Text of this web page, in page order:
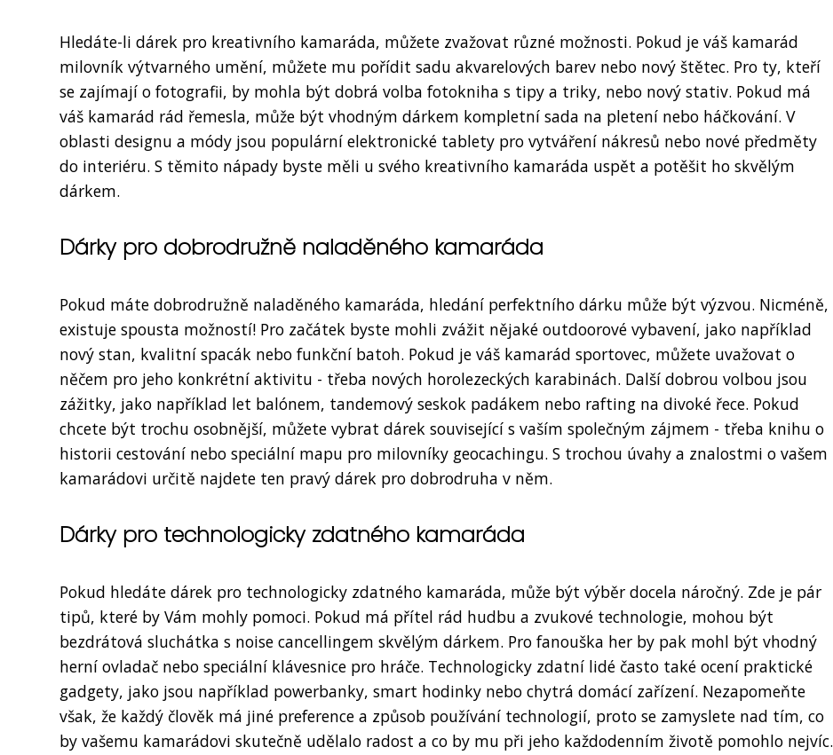
Hledáte-li dárek pro kreativního kamaráda, můžete zvažovat různé možnosti. Pokud je váš kamarád
milovník výtvarného umění, můžete mu pořídit sadu akvarelových barev nebo nový štětec. Pro ty, kteří
se zajímají o fotografii, by mohla být dobrá volba fotokniha s tipy a triky, nebo nový stativ. Pokud má
váš kamarád rád řemesla, může být vhodným dárkem kompletní sada na pletení nebo háčkování. V
oblasti designu a módy jsou populární elektronické tablety pro vytváření nákresů nebo nové předměty
do interiéru. S těmito nápady byste měli u svého kreativního kamaráda uspět a potěšit ho skvělým
dárkem.
Dárky pro dobrodružně naladěného kamaráda
Pokud máte dobrodružně naladěného kamaráda, hledání perfektního dárku může být výzvou. Nicméně,
existuje spousta možností! Pro začátek byste mohli zvážit nějaké outdoorové vybavení, jako například
nový stan, kvalitní spacák nebo funkční batoh. Pokud je váš kamarád sportovec, můžete uvažovat o
něčem pro jeho konkrétní aktivitu - třeba nových horolezeckých karabinách. Další dobrou volbou jsou
zážitky, jako například let balónem, tandemový seskok padákem nebo rafting na divoké řece. Pokud
chcete být trochu osobnější, můžete vybrat dárek související s vaším společným zájmem - třeba knihu o
historii cestování nebo speciální mapu pro milovníky geocachingu. S trochou úvahy a znalostmi o vašem
kamarádovi určitě najdete ten pravý dárek pro dobrodruha v něm.
Dárky pro technologicky zdatného kamaráda
Pokud hledáte dárek pro technologicky zdatného kamaráda, může být výběr docela náročný. Zde je pár
tipů, které by Vám mohly pomoci. Pokud má přítel rád hudbu a zvukové technologie, mohou být
bezdrátová sluchátka s noise cancellingem skvělým dárkem. Pro fanouška her by pak mohl být vhodný
herní ovladač nebo speciální klávesnice pro hráče. Technologicky zdatní lidé často také ocení praktické
gadgety, jako jsou například powerbanky, smart hodinky nebo chytrá domácí zařízení. Nezapomeňte
však, že každý člověk má jiné preference a způsob používání technologií, proto se zamyslete nad tím, co
by vašemu kamarádovi skutečně udělalo radost a co by mu při jeho každodenním životě pomohlo nejvíc.